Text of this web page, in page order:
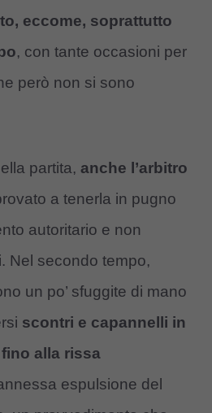
eccome, soprattutto
, con tante occasioni per
però non si sono
partita, anche l’arbitro
a tenerla in pugno
autoritario e non
Nel secondo tempo,
un po’ sfuggite di mano
scontri e capannelli in
alla rissa
espulsione del